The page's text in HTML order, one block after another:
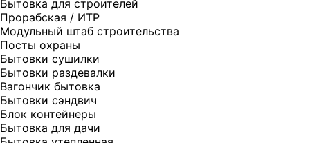
Бытовка для строителей
Прорабская / ИТР
Модульный штаб строительства
Посты охраны
Бытовки сушилки
Бытовки раздевалки
Вагончик бытовка
Бытовки сэндвич
Блок контейнеры
Бытовка для дачи